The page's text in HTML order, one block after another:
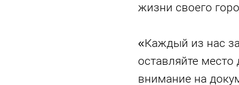
жизни своего
«Каждый из нас
оставляйте место
внимание на